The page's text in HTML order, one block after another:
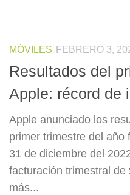
MÓVILES FEBRERO 3,
Resultados del
Apple: récord de
Apple anunciado los
primer trimestre del año
31 de diciembre del
facturación trimestral
más...